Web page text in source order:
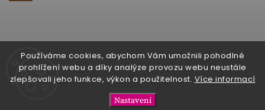
Používáme cookies, abychom Vám umožnili pohodlné
prohlížení webu a díky analýze provozu webu neustále
zlepšovali jeho funkce, výkon a použitelnost. Více informací
Nastavení
FacebookInstagram